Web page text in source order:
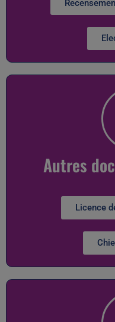
Autres
Licence